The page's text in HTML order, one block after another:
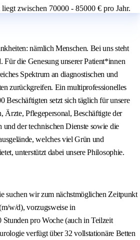
zwischen 70000 - 85000 € pro Jahr.
nämlich Menschen. Bei uns steht
Für die Genesung unserer Patient*innen
Spektrum an diagnostischen und
zurückgreifen. Ein multiprofessionelles
Beschäftigten setzt sich täglich für unsere
Ärzte, Pflegepersonal, Beschäftigte der
und der technischen Dienste sowie die
welches viel Grün und
unterstützt dabei unsere Philosophie.
suchen wir zum nächstmöglichen Zeitpunkt
w/d), vorzugsweise in
pro Woche (auch in Teilzeit
verfügt über 32 vollstationäre Betten